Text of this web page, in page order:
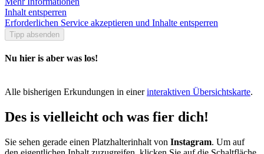
Inhalt entsperren
Erforderlichen Service akzeptieren und Inhalte entsperren
Tipp absenden
Nu hier is aber was los!
Alle bisherigen Erkundungen in einerinteraktiven Übersichtskarte.
Des is vielleicht och was fier dich!
Sie sehen gerade einen Platzhalterinhalt von Instagram. Um auf